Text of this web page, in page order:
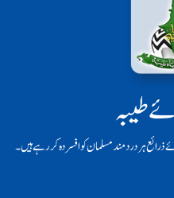
طیبہ
ہر دردمند مسلمان کو افسردہ کر رہے ہیں۔